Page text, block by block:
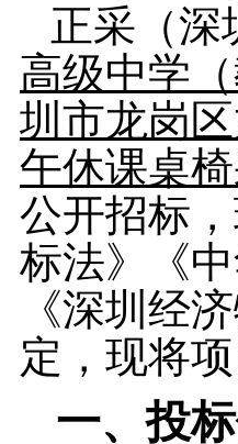
正采（深
高级中学
圳市龙岗
午休课桌
公开招标
标法》《
《深圳经
定，现将
一、投